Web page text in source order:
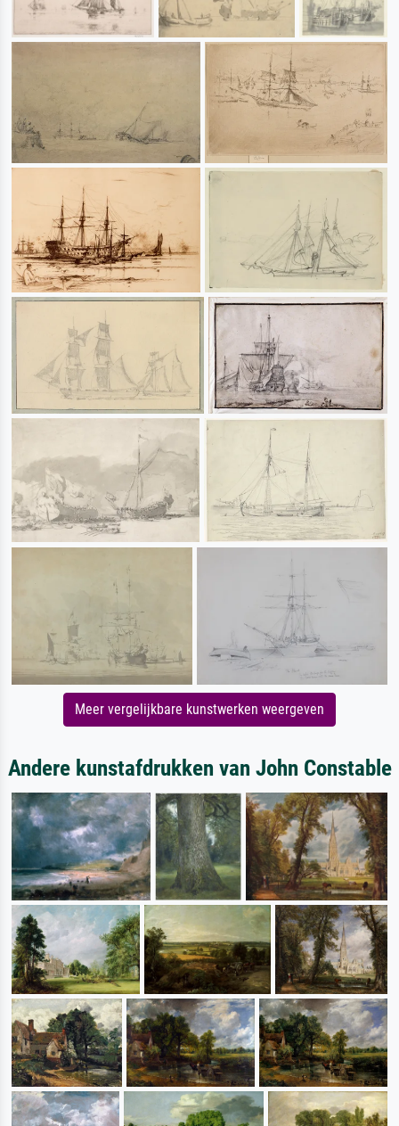
Meer vergelijkbare kunstwerken weergeven
Andere kunstafdrukken van John Constable